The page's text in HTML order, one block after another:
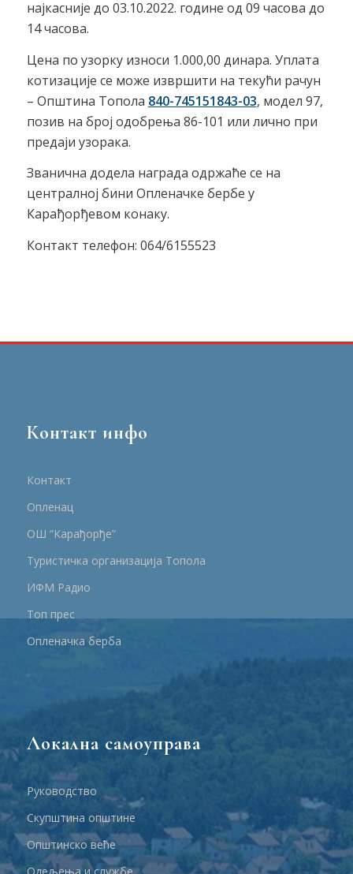
најкасније до 03.10.2022. године од 09 часова до
14 часова.
Цена по узорку износи 1.000,00 динара. Уплатa
котизације се може извршити на текући рачун
– Општина Топола 840-745151843-03, модел 97,
позив на број одобрења 86-101 или лично при
предаји узорака.
Званична додела награда одржаће се на
централној бини Опленачке бербе у
Карађорђевом конаку.
Контакт телефон: 064/6155523
Контакт инфо
Контакт
Опленац
ОШ “Карађорђе”
Туристичка организација Топола
ИФМ Радио
Топ прес
Опленачка берба
Локална самоуправа
Руководство
Скупштина општине
Општинско веће